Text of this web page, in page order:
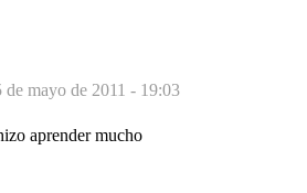
de mayo de 2011 - 19:03
aprender mucho